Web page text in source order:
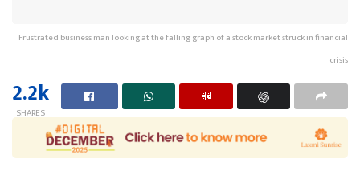
Frustrated business man looking at the falling graph of a stock market struck in financial
crisis
2.2k
SHARES